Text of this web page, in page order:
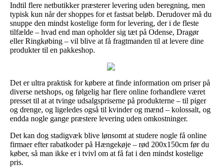
Indtil flere netbutikker præsterer levering uden beregning, men
typisk kun når der shoppes for et fastsat beløb. Derudover må du
snuppe den mindst kostelige form for levering, der i de fleste
tilfælde – hvad end man opholder sig tæt på Odense, Dragør
eller Ringkøbing – vil blive at få fragtmanden til at levere dine
produkter til en pakkeshop.
Det er ultra praktisk for købere at finde information om priser på
diverse netshops, og følgelig har flere online forhandlere været
presset til at at tvinge udsalgspriserne på produkterne – til piger
og drenge, og ligeledes også til kvinder og mænd – kolossalt, og
endda nogle gange præstere levering uden omkostninger.
Det kan dog stadigvæk blive lønsomt at studere nogle få online
firmaer efter rabatkoder på Hængekøje – rød 200x150cm før du
køber, så man ikke er i tvivl om at få fat i den mindst kostelige
pris.